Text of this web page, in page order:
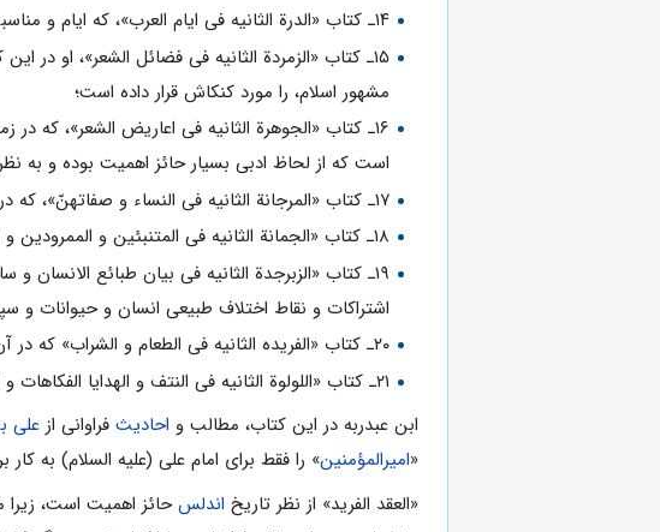
۱۴ـ کتاب «الدرة الثانیه فی ایام العرب»، که ایام و مناسبت هاى مهم عرب را نقل و بررسى کرده است؛
۱۵ـ کتاب «الزمردة الثانیه فی فضائل الشعر»، او در این کتاب، معلقات سبع شعراى
مشهور اسلام، را مورد کنکاش قرار داده است؛
۱۶ـ کتاب «الجوهرة الثانیه فی اعاریض الشعر»، که در زمینه
است که از لحاظ ادبى بسیار حائز اهمیت بوده و به
۱۷ـ کتاب «المرجانة الثانیه فی النساء و صفاتهنّ»، که درباره مسائل مختلف
۱۸ـ کتاب «الجمانة الثانیه فی المتنبئین و الممرودین و البخلاء»، که اخبار مربوط به مدعیان دروغین
۱۹ـ کتاب «الزبرجدة الثانیه فى بیان طبائع الانسان و سائر الحیوان و تفاضل البلدان»، که بحث هاى مربوط به
اشتراکات و نقاط اختلاف طبیعى انسان و حیوانات
۲۰ـ کتاب «الفریده الثانیه فی الطعام و الشراب» که در آن به انواع و اقسام غذاهاى عرب، نام هاى غذاها و نوشیدنى ها و مسائل طبى و خواص دارویى مربوط به آنهاپرداخته است؛
۲۱ـ کتاب «اللولوة الثانیه فی النتف و الهدایا الفکاهات و الملح»، که در آن مطالبى پیرامون طنز و خنده جمع کرده است.
ابن عبدربه در این کتاب، مطالب و احادیث فراوانى از على
«امیرالمؤمنین» را فقط براى امام على (علیه السلام) به
«العقد الفرید» از نظر تاریخ اندلسحائز اهمیت است، زیرا